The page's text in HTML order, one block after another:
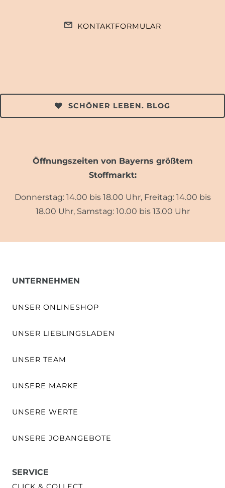
KONTAKTFORMULAR
SCHÖNER LEBEN. BLOG
Öffnungszeiten von Bayerns größtem
Stoffmarkt:
Donnerstag: 14.00 bis 18.00 Uhr, Freitag: 14.00 bis
18.00 Uhr, Samstag: 10.00 bis 13.00 Uhr
UNTERNEHMEN
UNSER ONLINESHOP
UNSER LIEBLINGSLADEN
UNSER TEAM
UNSERE MARKE
UNSERE WERTE
UNSERE JOBANGEBOTE
SERVICE